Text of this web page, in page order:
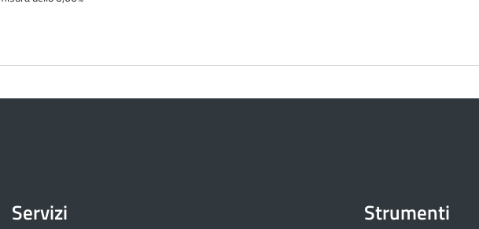
Servizi Strumenti